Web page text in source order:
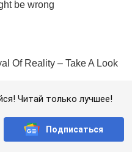
Читай только лучшее!
Подписаться